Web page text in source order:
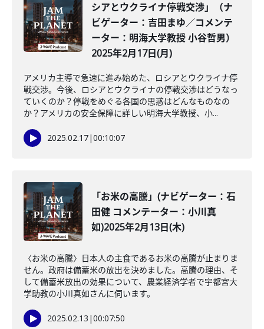
シアとウクライナ停戦交渉」（ナ
ビゲーター：吉田まゆ／コメンテ
ーター：明海大学教授 小谷哲男）
2025年2月17日(月)
アメリカ主導で急速に進み始めた、ロシアとウクライナ停
戦交渉。今後、ロシアとウクライナの停戦交渉はどうなっ
ていくのか？停戦をめぐる各国の思惑はどんなものなの
か？アメリカの安全保障に詳しい明海大学教授、小...
2025.02.17|00:10:07
「お米の高騰」(ナビゲーター：石
田健 コメンテーター：小川真
如)2025年2月13日(木)
〈お米の高騰〉日本人の主食であるお米の高騰が止まりま
せん。政府は備蓄米の放出を決めました。高騰の理由、そ
して備蓄米放出の効果について、農業経済学者で宇都宮大
学助教の小川真如さんに伺います。
2025.02.13 |00:07:50